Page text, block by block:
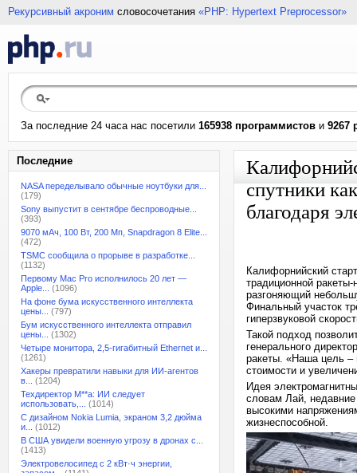
Рекурсивный акроним словосочетания «PHP: Hypertext Preprocessor»
За последние 24 часа нас посетили 165938 программистов и 9267
Последние
NASA переделывало обычные ноутбуки для...
(179)
Sony выпустит в сентябре беспроводные...
(393)
9070 мАч, 100 Вт, 200 Мп, Snapdragon 8 Elite...
(472)
TSMC сообщила о прорыве в разработке...
(1132)
Первому Mac Pro исполнилось 20 лет —
Apple...
(1096)
На фоне бума искусственного интеллекта
цены...
(797)
Бум искусственного интеллекта отправил
цены...
(1302)
Четыре монитора, 2,5-гигабитный Ethernet и...
(1261)
Хакеры превратили навыки для ИИ-агентов
в...
(1204)
Техдиректор M**a: ИИ следует
использовать,...
(1014)
С дизайном Nokia Lumia, экраном 3,2 дюйма
и...
(1012)
В США увидели военную угрозу в дронах с...
(1413)
Электровелосипед с 2 кВт·ч энергии,
спутники
благодаря
Калифорнийский
традиционной
разгоняющий
Финальный участок
гиперзвуковой
Такой подход
генерального
ракеты. «Наша цель –
стоимости и
Идея
словам Лай, недавние
высокими
жизнеспособной.